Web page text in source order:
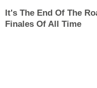
It's The End Of The
Finales Of All Time